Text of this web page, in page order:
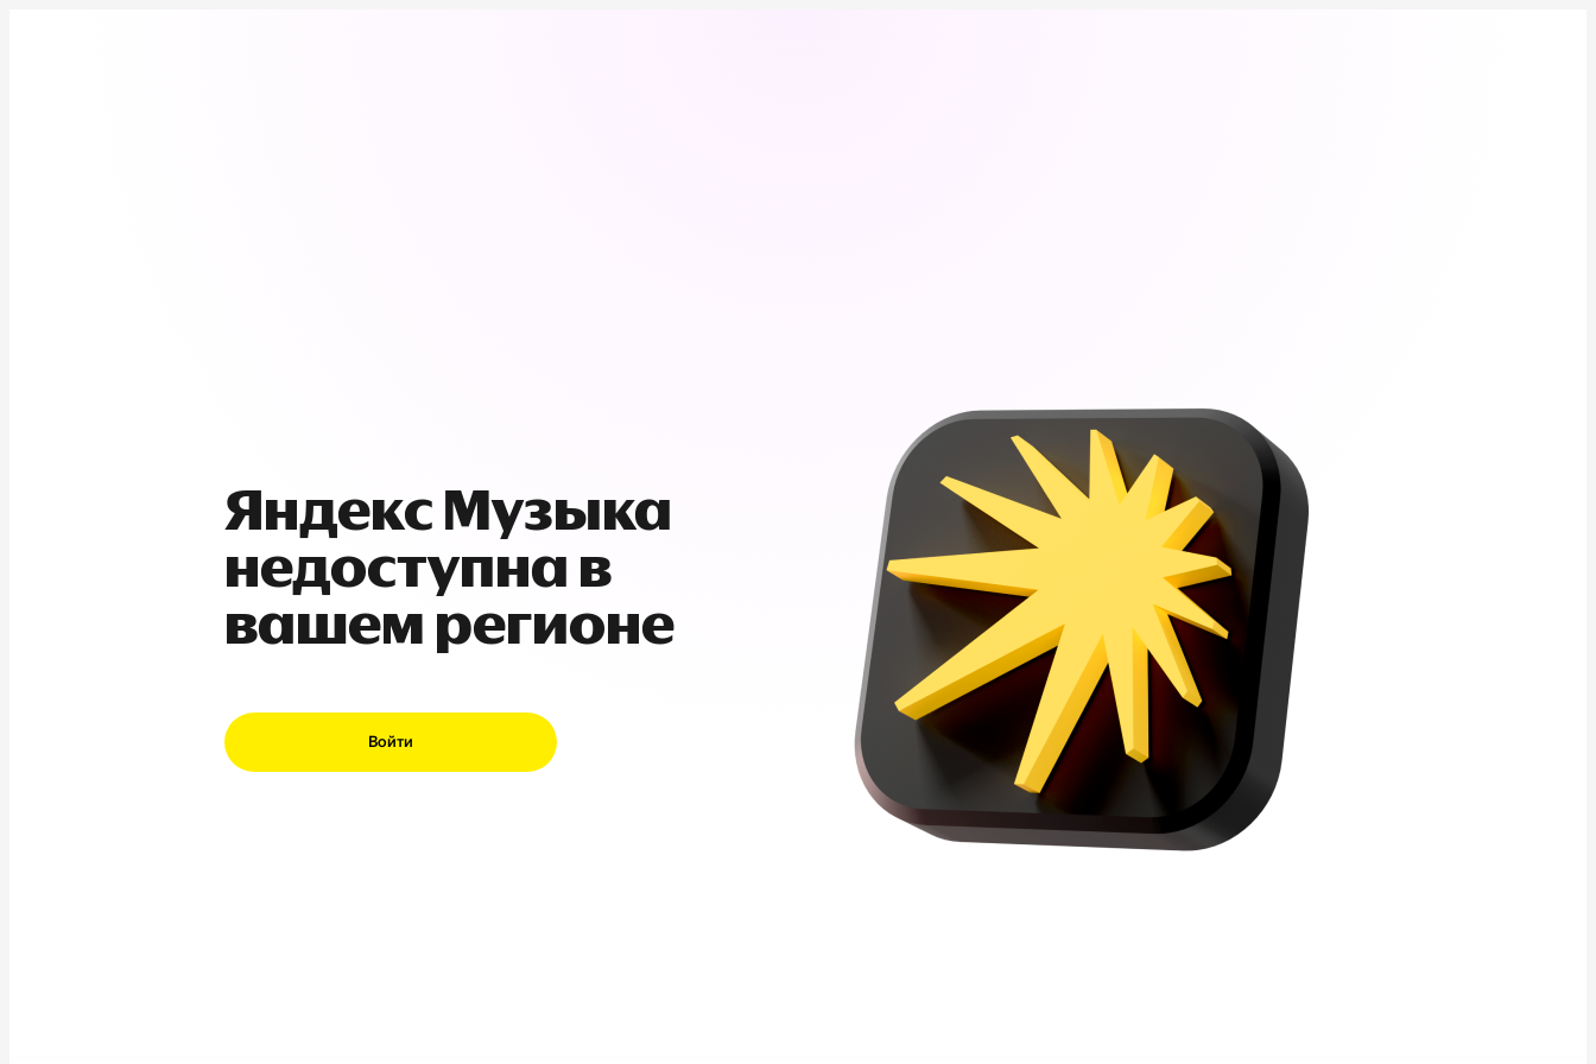
Яндекс Музыка
недоступна в
вашем регионе
Войти